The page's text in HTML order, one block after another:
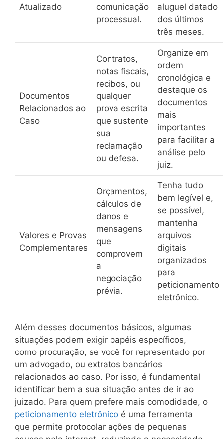
Atualizado
comunicação
processual.
aluguel datado
dos últimos
três meses.
Documentos
Relacionados ao
Caso
Contratos,
notas fiscais,
recibos, ou
qualquer
prova escrita
que sustente
sua
reclamação
ou defesa.
Organize em
ordem
cronológica e
destaque os
documentos
mais
importantes
para facilitar a
análise pelo
juiz.
Valores e Provas
Complementares
Orçamentos,
cálculos de
danos e
mensagens
que
comprovem
a
negociação
prévia.
Tenha tudo
bem legível e,
se possível,
mantenha
arquivos
digitais
organizados
para
peticionamento
eletrônico.
Além desses documentos básicos, algumas
situações podem exigir papéis específicos,
como procuração, se você for representado por
um advogado, ou extratos bancários
relacionados ao caso. Por isso, é fundamental
identificar bem a sua situação antes de ir ao
juizado. Para quem prefere mais comodidade, o
peticionamento eletrônico é uma ferramenta
que permite protocolar ações de pequenas